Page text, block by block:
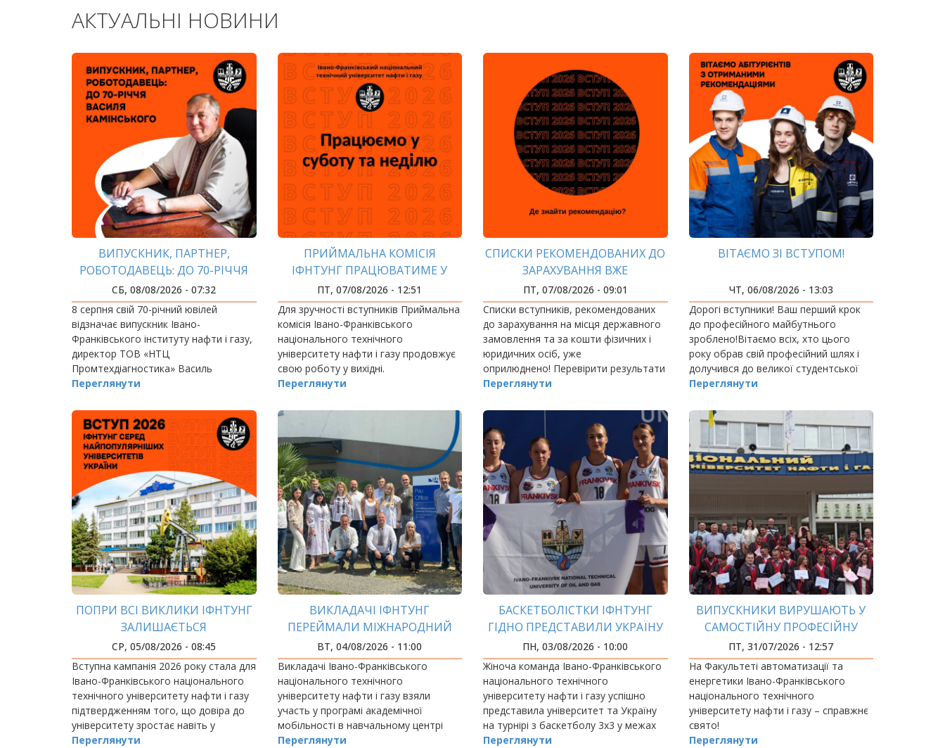
АКТУАЛЬНІ НОВИНИ
ВИПУСКНИК, ПАРТНЕР,
РОБОТОДАВЕЦЬ: ДО 70-РІЧЧЯ
ВАСИЛЯ КАМІНСЬКОГО
СБ, 08/08/2026 - 07:32
8 серпня свій 70-річний ювілей
відзначає випускник Івано-
Франківського інституту нафти і газу,
директор ТОВ «НТЦ
Промтехдіагностика» Василь
Теофілович Камінський – людина, яка
професійний досвід із щирою
відданістю своїй…
Переглянути
ПРИЙМАЛЬНА КОМІСІЯ
ІФНТУНГ ПРАЦЮВАТИМЕ У
ВИХІДНІ
ПТ, 07/08/2026 - 12:51
Для зручності вступників Приймальна
комісія Івано-Франківського
національного технічного
університету нафти і газу продовжує
свою роботу у вихідні.
Переглянути
СПИСКИ РЕКОМЕНДОВАНИХ ДО
ЗАРАХУВАННЯ ВЖЕ
ОПРИЛЮДНЕНО! ЧАС
ПІДТВЕРДИТИ СВІЙ ВИБІР!
ПТ, 07/08/2026 - 09:01
Списки вступників, рекомендованих
до зарахування на місця державного
замовлення та за кошти фізичних і
юридичних осіб, уже
оприлюднено! Перевірити результати
можна:
Переглянути
ВІТАЄМО ЗІ ВСТУПОМ!
ЧТ, 06/08/2026 - 13:03
Дорогі вступники! Ваш перший крок
до професійного майбутнього
зроблено!Вітаємо всіх, хто цього
року обрав свій професійний шлях і
долучився до великої студентської
родини Івано-Франківського
університету нафти і газу!
Переглянути
ПОПРИ ВСІ ВИКЛИКИ ІФНТУНГ
ЗАЛИШАЄТЬСЯ
УНІВЕРСИТЕТОМ, ЯКОМУ
ДОВІРЯЮТЬ
СР, 05/08/2026 - 08:45
Вступна кампанія 2026 року стала для
Івано-Франківського національного
технічного університету нафти і газу
підтвердженням того, що довіра до
університету зростає навіть у
найскладніші часи.
Переглянути
ВИКЛАДАЧІ ІФНТУНГ
ПЕРЕЙМАЛИ МІЖНАРОДНИЙ
ДОСВІД У НАВЧАЛЬНОМУ
ЦЕНТРІ SLB
ВТ, 04/08/2026 - 11:00
Викладачі Івано-Франківського
національного технічного
університету нафти і газу взяли
участь у програмі академічної
мобільності в навчальному центрі
NExT компанії SLB у місті По
Переглянути
БАСКЕТБОЛІСТКИ ІФНТУНГ
ГІДНО ПРЕДСТАВИЛИ УКРАЇНУ
НА ЄВРОПЕЙСЬКИХ
УНІВЕРСИТЕТСЬКИХ ІГРАХ
ПН, 03/08/2026 - 10:00
Жіноча команда Івано-Франківського
національного технічного
університету нафти і газу успішно
представила університет та Україну
на турнірі з баскетболу 3х3 у межах
Європейських університетських ігор,
Переглянути
ВИПУСКНИКИ ВИРУШАЮТЬ У
САМОСТІЙНУ ПРОФЕСІЙНУ
ПУТЬ
ПТ, 31/07/2026 - 12:57
На Факультеті автоматизації та
енергетики Івано-Франківського
національного технічного
університету нафти і газу – справжнє
свято!
Переглянути